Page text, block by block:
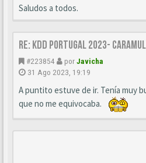
Saludos a todos.
Re: KDD Portugal 2023-
#223854 porJavicha
31 Ago 2023, 19:19
A puntito estuve de ir. Tenía muy
que no me equivocaba.